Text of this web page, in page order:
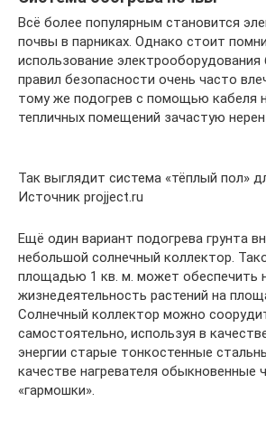
Всё более популярным становится
почвы в парниках. Однако стоит
использование
правил безопасности очень часто
тому же подогрев с помощью кабеля
тепличных помещений зачастую
Так выглядит система «тёплый пол»
Источник projject.ru
Ещё один вариант подогрева грунта
небольшой солнечный коллектор.
площадью 1 кв. м. может обеспечить
жизнедеятельность растений на
Солнечный коллектор можно
самостоятельно, используя в
энергии старые тонкостенные
качестве нагревателя обыкновенные
«гармошки».